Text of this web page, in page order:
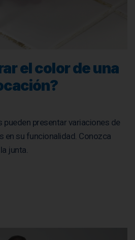
el color de una
pueden presentar variaciones de
en su funcionalidad. Conozca
junta.